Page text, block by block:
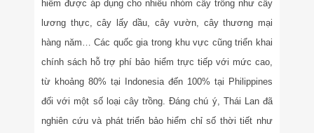
hiểm được áp dụng cho nhiều nhóm cây trồng như cây
lương thực, cây lấy dầu, cây vườn, cây thương mại
hàng năm… Các quốc gia trong khu vực cũng triển khai
chính sách hỗ trợ phí bảo hiểm trực tiếp với mức cao,
từ khoảng 80% tại Indonesia đến 100% tại Philippines
đối với một số loại cây trồng. Đáng chú ý, Thái Lan đã
nghiên cứu và phát triển bảo hiểm chỉ số thời tiết như